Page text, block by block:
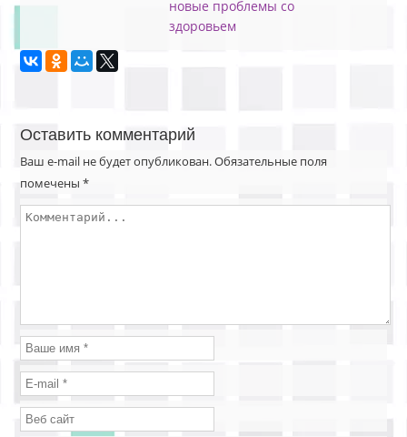
новые проблемы со
здоровьем
Оставить комментарий
Ваш e-mail не будет опубликован.Обязательные поля
помечены*